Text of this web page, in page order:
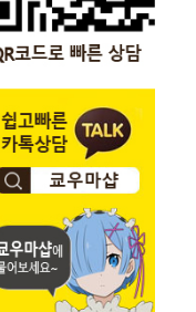
202,000원
SOLD OUT